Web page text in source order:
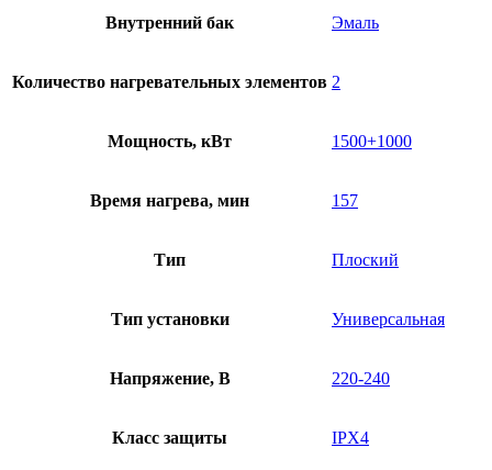
Внутренний бак Эмаль
Количество нагревательных элементов 2
Мощность, кВт 1500+1000
Время нагрева, мин 157
Тип Плоский
Тип установки Универсальная
Напряжение, В 220-240
Класс защиты IPX4